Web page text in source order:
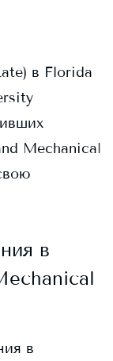
в Florida
Mechanical
в
в